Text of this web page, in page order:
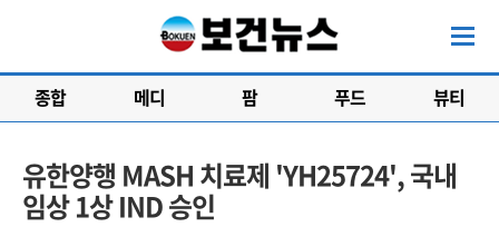
종합 메디 팜 푸드 뷰티
유한양행 MASH 치료제 'YH25724', 국내
임상 1상 IND 승인